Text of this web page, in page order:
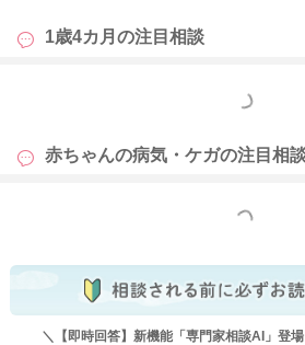
1歳4カ月の注目相談
もっと見る
赤ちゃんの病気・ケガの注目相
もっと見る
＼【即時回答】新機能「専門家相談AI」登